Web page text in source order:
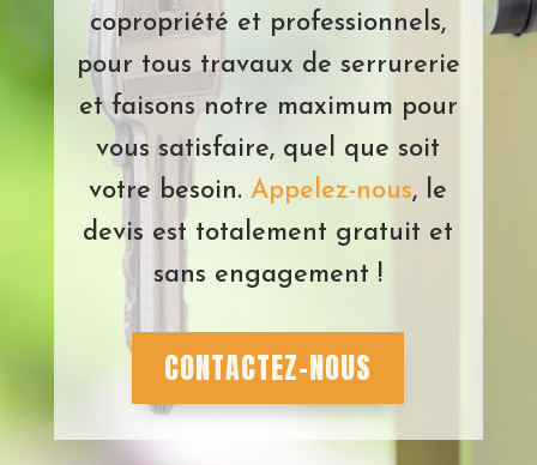
copropriété et professionnels,
pour tous travaux de serrurerie
et faisons notre maximum pour
vous satisfaire, quel que soit
votre besoin.Appelez-nous, le
devis est totalement gratuit et
sans engagement !
CONTACTEZ-NOUS